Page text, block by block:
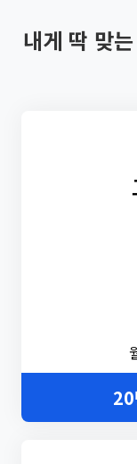
내게 딱 맞